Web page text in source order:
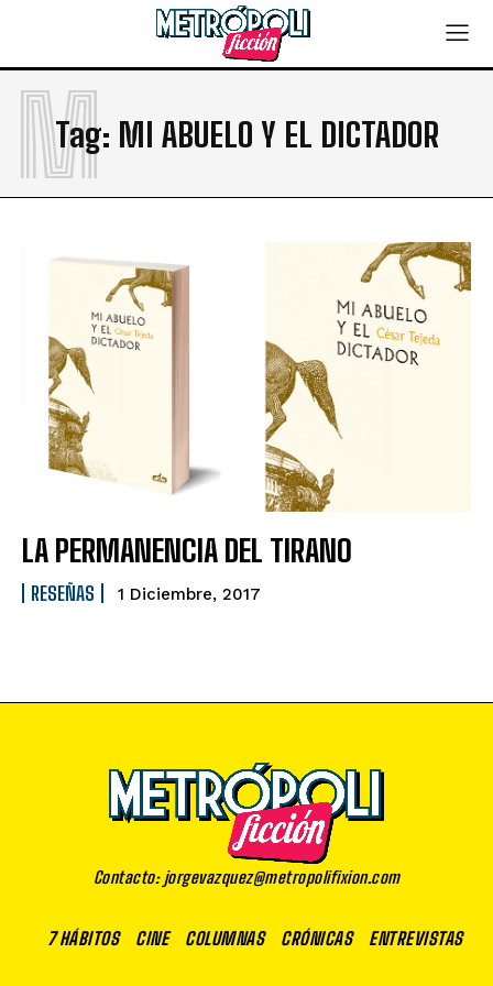
Tag: MI ABUELO Y EL DICTADOR
M
LA PERMANENCIA DEL TIRANO
RESEÑAS 1 Diciembre, 2017
Contacto: jorgevazquez@metropolifixion.com
7 HÁBITOS CINE COLUMNAS CRÓNICAS ENTREVISTAS